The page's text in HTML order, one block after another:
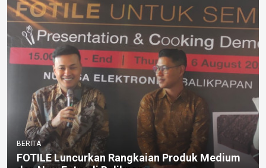
BERITA
FOTILE Luncurkan Rangkaian Produk Medium